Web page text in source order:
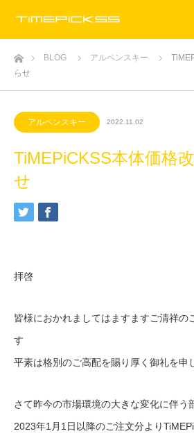
ホームBLOG アルペンスキー
らせ
アルペンスキー 2022.11.02
TiMEPiCKSS本体価格
せ
拝啓
皆様におかれましてはますますご清祥の
す
平素は格別のご高配を賜り厚く御礼を申
さて昨今の市場環境の大きな変化に伴う
2023年1月1日以降のご注文分より